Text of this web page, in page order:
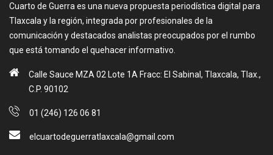
Cuarto de Guerra es una nueva propuesta periodística digital para
Tlaxcala y la región, integrada por profesionales de la
comunicación y destacados analistas preocupados por el rumbo
que está tomando el quehacer informativo.
Calle Sauce MZA 02 Lote 1A Fracc: El Sabinal, Tlaxcala, Tlax.,
C.P. 90102
01 (246) 126 06 81
elcuartodeguerratlaxcala@gmail.com